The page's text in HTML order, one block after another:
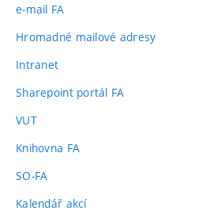
e-mail FA
Hromadné mailové adresy
Intranet
Sharepoint portál FA
VUT(externí
Knihovna FA
SO-FA
Kalendář akcí